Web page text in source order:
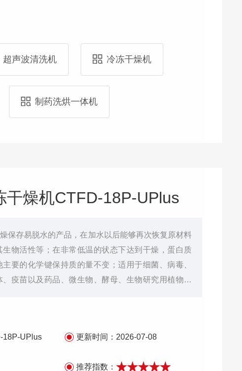
超声波清洗机 冷冻干燥机
制药洗烘一体机
干燥机CTFD-18P-UPlus
保存易脱水的产品，在加水以后能够再次恢复原材料
生物活性等；在非常低温的状态下达到干燥，蛋白质
要的化学键保持质的量不变；适用于细菌、病毒、
、疫苗以及药品、微生物、酵母、生物研究用植物提
18P-UPlus 更新时间： 2026-07-08
推荐指数：